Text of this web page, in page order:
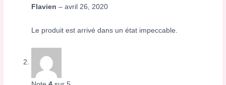
Flavien– avril 26, 2020
Le produit est arrivé dans un état impeccable.